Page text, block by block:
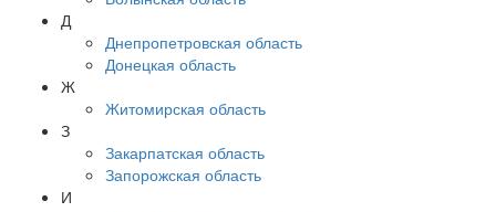
Д
Днепропетровская область
Донецкая область
Ж
Житомирская область
З
Закарпатская область
Запорожская область
И